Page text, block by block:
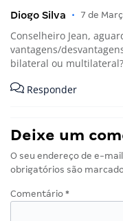
Diogo Silva • 7 de
Conselheiro Jean,
vantagens/
bilateral ou multilateral?
Responder
Deixe um
O seu endereço de e-
obrigatórios são
Comentário *